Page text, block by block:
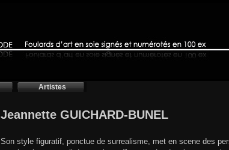
Artistes
Jeannette GUICHARD-BUNEL
Son style figuratif, ponctue de surrealisme, met en scene des